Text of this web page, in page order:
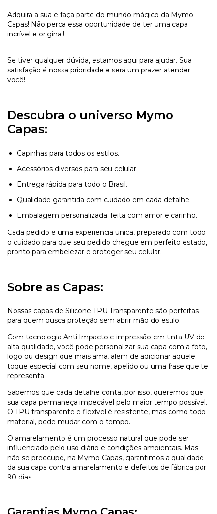
Adquira a sua e faça parte do mundo mágico da Mymo
Capas! Não perca essa oportunidade de ter uma capa
incrível e original!
Se tiver qualquer dúvida, estamos aqui para ajudar. Sua
satisfação é nossa prioridade e será um prazer atender
você!
Descubra o universo Mymo
Capas:
Capinhas para todos os estilos.
Acessórios diversos para seu celular.
Entrega rápida para todo o Brasil.
Qualidade garantida com cuidado em cada detalhe.
Embalagem personalizada, feita com amor e carinho.
Cada pedido é uma experiência única, preparado com todo
o cuidado para que seu pedido chegue em perfeito estado,
pronto para embelezar e proteger seu celular.
Sobre as Capas:
Nossas capas de Silicone TPU Transparente são perfeitas
para quem busca proteção sem abrir mão do estilo.
Com tecnologia Anti Impacto e impressão em tinta UV de
alta qualidade, você pode personalizar sua capa com a foto,
logo ou design que mais ama, além de adicionar aquele
toque especial com seu nome, apelido ou uma frase que te
representa.
Sabemos que cada detalhe conta, por isso, queremos que
sua capa permaneça impecável pelo maior tempo possível.
O TPU transparente e flexível é resistente, mas como todo
material, pode mudar com o tempo.
O amarelamento é um processo natural que pode ser
influenciado pelo uso diário e condições ambientais. Mas
não se preocupe, na Mymo Capas, garantimos a qualidade
da sua capa contra amarelamento e defeitos de fábrica por
90 dias.